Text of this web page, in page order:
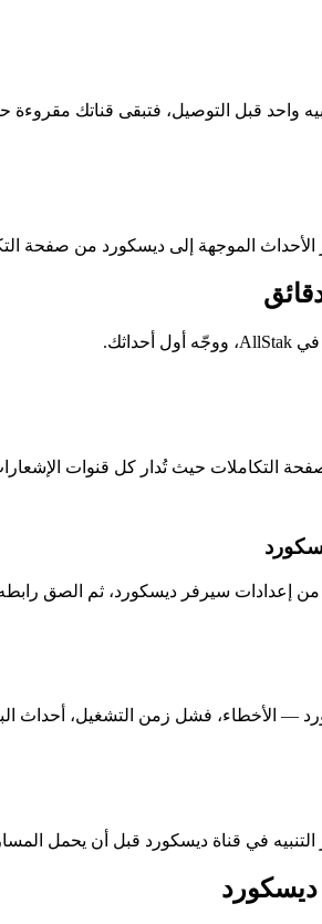
واحد قبل التوصيل، فتبقى قناتك مقروءة
— الأخطاء، فشل زمن التشغيل، أحداث
في قناة ديسكورد قبل أن يحمل
ديسكورد